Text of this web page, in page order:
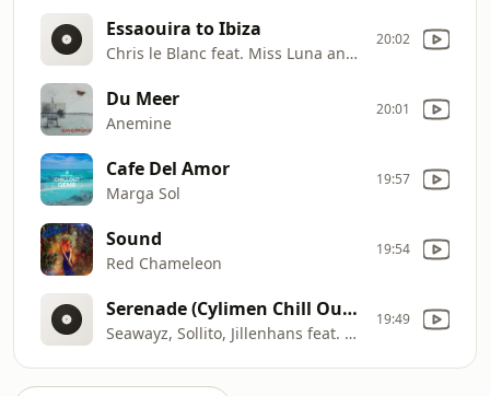
Essaouira to Ibiza
Chris le Blanc feat. Miss Luna and Susanna Rosza
20:02
Du Meer
Anemine
20:01
Cafe Del Amor
Marga Sol
19:57
Sound
Red Chameleon
19:54
Serenade (Cylimen Chill Out Remix)
Seawayz, Sollito, Jillenhans feat. Cathy Burton
19:49